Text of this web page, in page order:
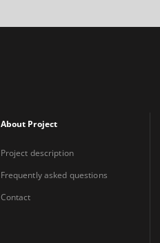
About Project
Project description
Frequently asked questions
Contact